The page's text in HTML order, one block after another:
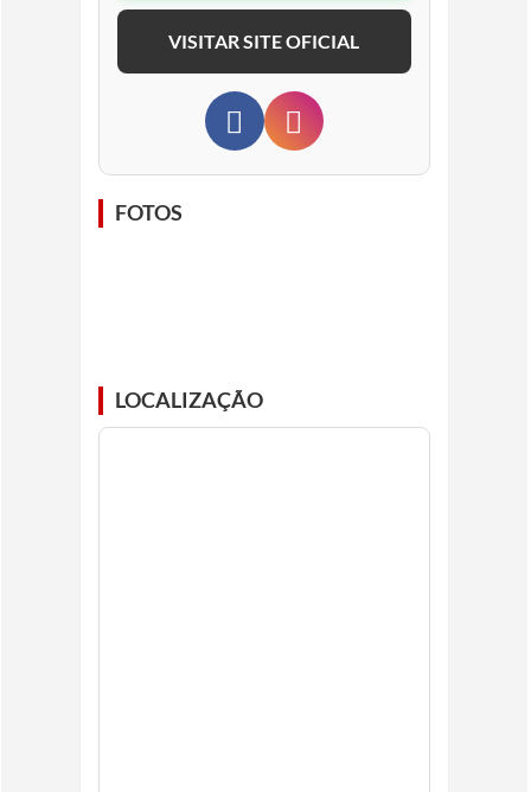
VISITAR SITE OFICIAL
FOTOS
LOCALIZAÇÃO